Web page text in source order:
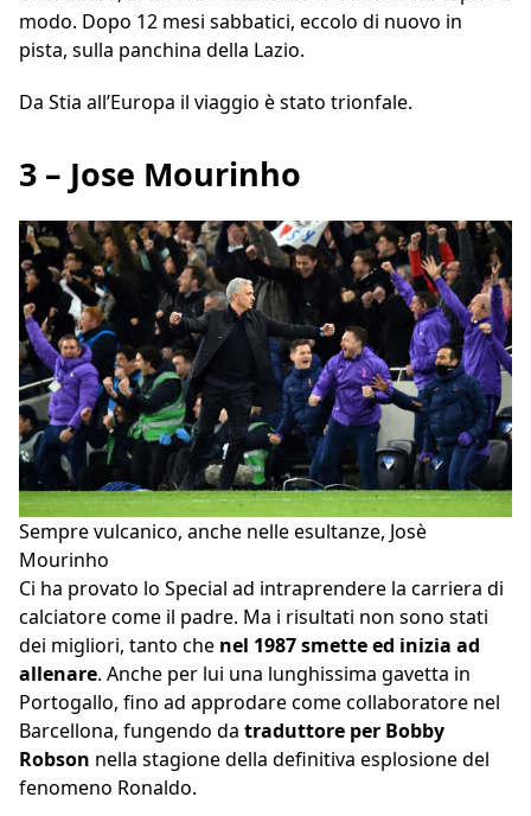
modo. Dopo 12 mesi sabbatici, eccolo di nuovo in
pista, sulla panchina della Lazio.
Da Stia all’Europa il viaggio è stato trionfale.
3 – Jose Mourinho
Sempre vulcanico, anche nelle esultanze, Josè
Mourinho
Ci ha provato lo Special ad intraprendere la carriera di
calciatore come il padre. Ma i risultati non sono stati
dei migliori, tanto che nel 1987 smette ed inizia ad
allenare. Anche per lui una lunghissima gavetta in
Portogallo, fino ad approdare come collaboratore nel
Barcellona, fungendo da traduttore per Bobby
Robson nella stagione della definitiva esplosione del
fenomeno Ronaldo.